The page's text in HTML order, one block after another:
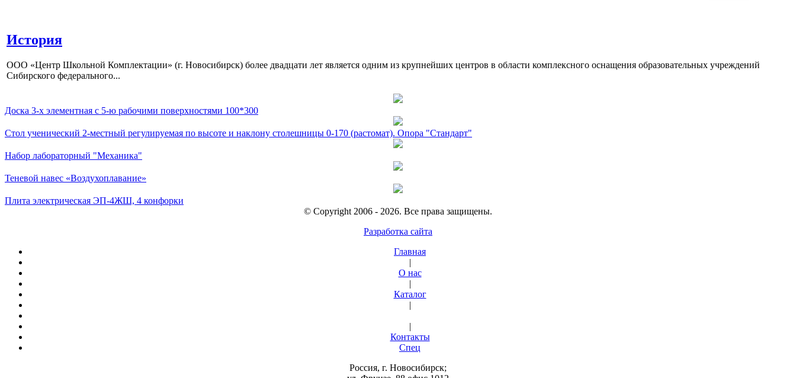
История
ООО «Центр Школьной Комплектации» (г. Новосибирск) более двадцати лет является одним из крупнейших центров в области комплексного оснащения образовательных учреждений
Сибирского федерального...
Доска 3-х элементная с 5-ю рабочими поверхностями 100*300
Стол ученический 2-местный регулируемая по высоте и наклону столешницы 0-170 (растомат). Опора "Стандарт"
Набор лабораторный "Механика"
Теневой навес «Воздухоплавание»
Плита электрическая ЭП-4ЖШ, 4 конфорки
© Copyright 2006 - 2026. Все права защищены.
Разработка сайта
Главная
|
О нас
|
Каталог
|
|
Контакты
Спец
Россия, г. Новосибирск;